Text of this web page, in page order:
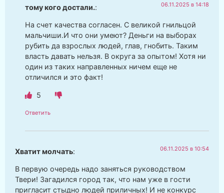
тому кого достали.: 06.11.2025 в 14:18
На счет качества согласен. С великой гнильцой
мальчиши.И что они умеют? Деньги на выборах
рубить да взрослых людей, глав, гнобить. Таким
власть давать нельзя. В округа за опытом! Хотя ни
один из таких направленных ничем еще не
отличился и это факт!
5
Ответить
Хватит молчать: 06.11.2025 в 10:54
В первую очередь надо заняться руководством
Твери! Загадился город так, что нам уже в гости
пригласит стыдно людей приличных! И не конкурс